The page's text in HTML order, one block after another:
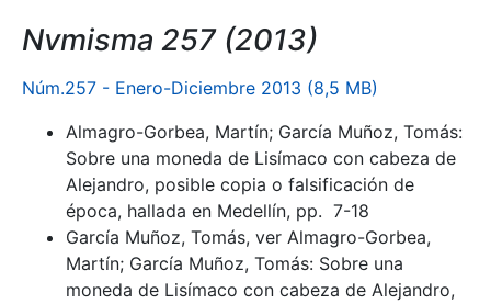
Nvmisma 257 (2013)
Núm.257 - Enero-Diciembre 2013 (8,5 MB)
Almagro-Gorbea, Martín; García Muñoz, Tomás:
Sobre una moneda de Lisímaco con cabeza de
Alejandro, posible copia o falsificación de
época, hallada en Medellín, pp. 7-18
García Muñoz, Tomás, ver Almagro-Gorbea,
Martín; García Muñoz, Tomás: Sobre una
moneda de Lisímaco con cabeza de Alejandro,